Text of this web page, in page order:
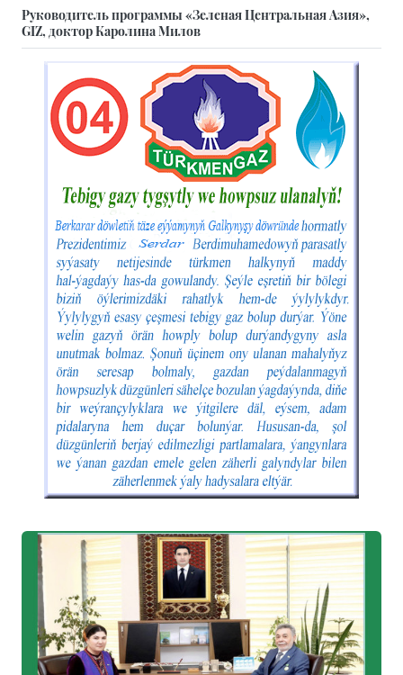
Руководитель программы «Зеленая Центральная Азия»,
GIZ, доктор Каролина Милов